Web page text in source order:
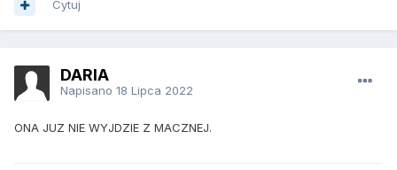
Cytuj
DARIA
Napisano 18 Lipca 2022
ONA JUZ NIE WYJDZIE Z MACZNEJ.